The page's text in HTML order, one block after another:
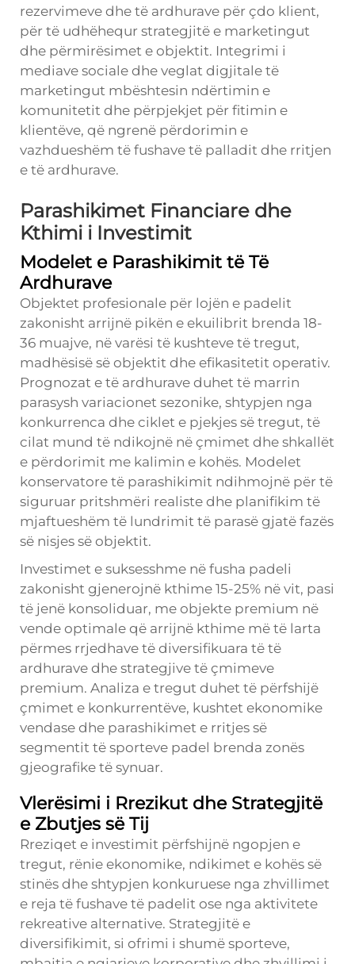
rezervimeve dhe të ardhurave për çdo klient,
për të udhëhequr strategjitë e marketingut
dhe përmirësimet e objektit. Integrimi i
mediave sociale dhe veglat digjitale të
marketingut mbështesin ndërtimin e
komunitetit dhe përpjekjet për fitimin e
klientëve, që ngrenë përdorimin e
vazhdueshëm të fushave të palladit dhe rritjen
e të ardhurave.
Parashikimet Financiare dhe
Kthimi i Investimit
Modelet e Parashikimit të Të
Ardhurave
Objektet profesionale për lojën e padelit
zakonisht arrijnë pikën e ekuilibrit brenda 18-
36 muajve, në varësi të kushteve të tregut,
madhësisë së objektit dhe efikasitetit operativ.
Prognozat e të ardhurave duhet të marrin
parasysh variacionet sezonike, shtypjen nga
konkurrenca dhe ciklet e pjekjes së tregut, të
cilat mund të ndikojnë në çmimet dhe shkallët
e përdorimit me kalimin e kohës. Modelet
konservatore të parashikimit ndihmojnë për të
siguruar pritshmëri realiste dhe planifikim të
mjaftueshëm të lundrimit të parasë gjatë fazës
së nisjes së objektit.
Investimet e suksesshme në fusha padeli
zakonisht gjenerojnë kthime 15-25% në vit, pasi
të jenë konsoliduar, me objekte premium në
vende optimale që arrijnë kthime më të larta
përmes rrjedhave të diversifikuara të të
ardhurave dhe strategjive të çmimeve
premium. Analiza e tregut duhet të përfshijë
çmimet e konkurrentëve, kushtet ekonomike
vendase dhe parashikimet e rritjes së
segmentit të sporteve padel brenda zonës
gjeografike të synuar.
Vlerësimi i Rrezikut dhe Strategjitë
e Zbutjes së Tij
Rreziqet e investimit përfshijnë ngopjen e
tregut, rënie ekonomike, ndikimet e kohës së
stinës dhe shtypjen konkuruese nga zhvillimet
e reja të fushave të padelit ose nga aktivitete
rekreative alternative. Strategjitë e
diversifikimit, si ofrimi i shumë sporteve,